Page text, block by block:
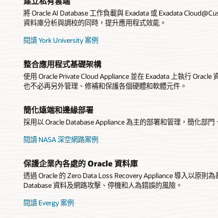
將 Oracle AI Database 工作負載與 Exadata 或 Exadata
資料庫分析與調校的同時，提升應用程式效能。
閱讀 York University 案例
整合應用程式基礎架構
使用 Oracle Private Cloud Appliance 並在 Exadata 上執行
也不必再另外管理、修補和保護各個硬體和軟體元件。
簡化遠端和邊緣部署
採用以 Oracle Database Appliance 為主的部署和管理，簡化部
閱讀 NASA 深空網路案例
保護企業內各處的 Oracle 資料庫
透過 Oracle 的 Zero Data Loss Recovery Appliance 導入以原則
Database 資料及網路攻擊、停機和人為錯誤的風險。
閱讀 Evergy 案例